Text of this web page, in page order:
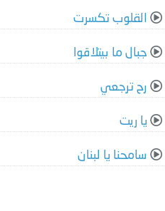
القلوب تكسرت
جبال ما بيتلاقوا
رح ترجعي
يا ريت
سامحنا يا لبنان